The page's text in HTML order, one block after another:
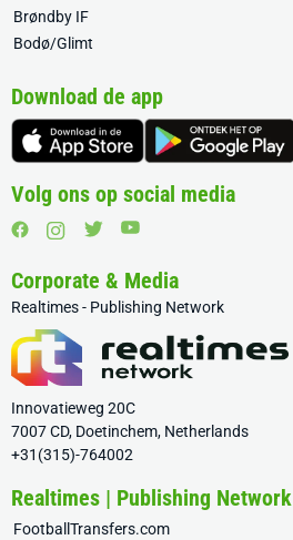
Brøndby IF
Bodø/Glimt
Download de app
Volg ons op social media
Corporate & Media
Realtimes - Publishing Network
Innovatieweg 20C
7007 CD, Doetinchem, Netherlands
+31(315)-764002
Realtimes | Publishing Network
FootballTransfers.com